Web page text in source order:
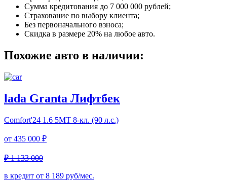
Сумма кредитования до 7 000 000 рублей;
Страхование по выбору клиента;
Без первоначального взноса;
Скидка в размере 20% на любое авто.
Похожие авто в наличии:
lada Granta Лифтбек
Comfort'24 1.6 5МТ 8-кл. (90 л.с.)
от 435 000 ₽
₽ 1 133 000
в кредит от 8 189 руб/мес.